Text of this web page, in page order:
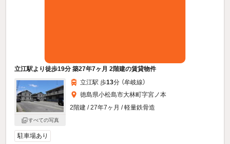
立江駅より徒歩19分 築27年7ヶ月 2階建の賃貸物件
すべての写真
立江駅 歩13分 （牟岐線）
徳島県小松島市大林町字宮ノ本
2階建 / 27年7ヶ月 / 軽量鉄骨造
駐車場あり